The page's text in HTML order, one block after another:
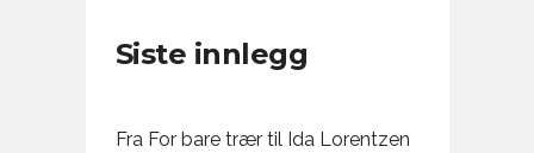
Siste innlegg
Fra For bare trær til Ida Lorentzen